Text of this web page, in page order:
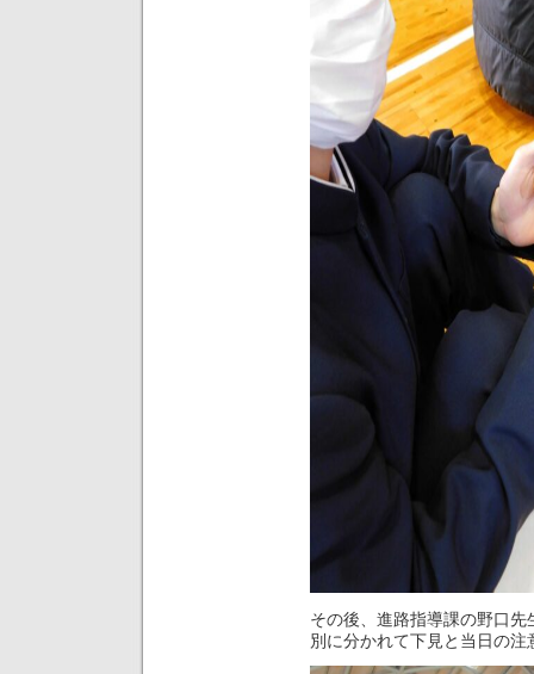
その後、進路指導課の野口
別に分かれて下見と当日の